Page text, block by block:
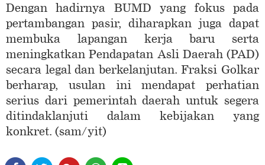
Dengan hadirnya BUMD yang fokus pada
pertambangan pasir, diharapkan juga dapat
membuka lapangan kerja baru serta
meningkatkan Pendapatan Asli Daerah (PAD)
secara legal dan berkelanjutan. Fraksi Golkar
berharap, usulan ini mendapat perhatian
serius dari pemerintah daerah untuk segera
ditindaklanjuti dalam kebijakan yang
konkret. (sam/yit)